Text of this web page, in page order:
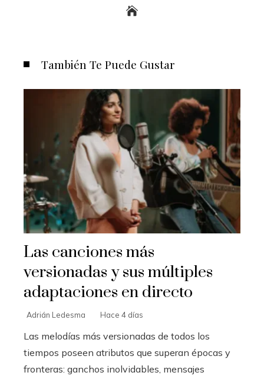
También Te Puede Gustar
Las canciones más
versionadas y sus múltiples
adaptaciones en directo
Adrián Ledesma Hace 4 días
Las melodías más versionadas de todos los
tiempos poseen atributos que superan épocas y
fronteras: ganchos inolvidables, mensajes